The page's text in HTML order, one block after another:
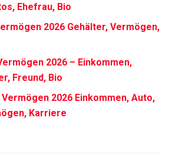
Ehefrau, Bio
2026 Gehälter, Vermögen,
2026 – Einkommen,
Freund, Bio
2026 Einkommen, Auto,
Karriere